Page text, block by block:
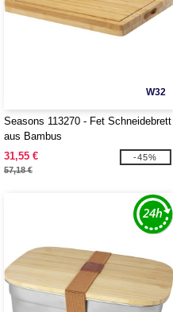
W32
Seasons 113270 - Fet Schneidebrett
aus Bambus
31,55 €
57,18 €
-45%